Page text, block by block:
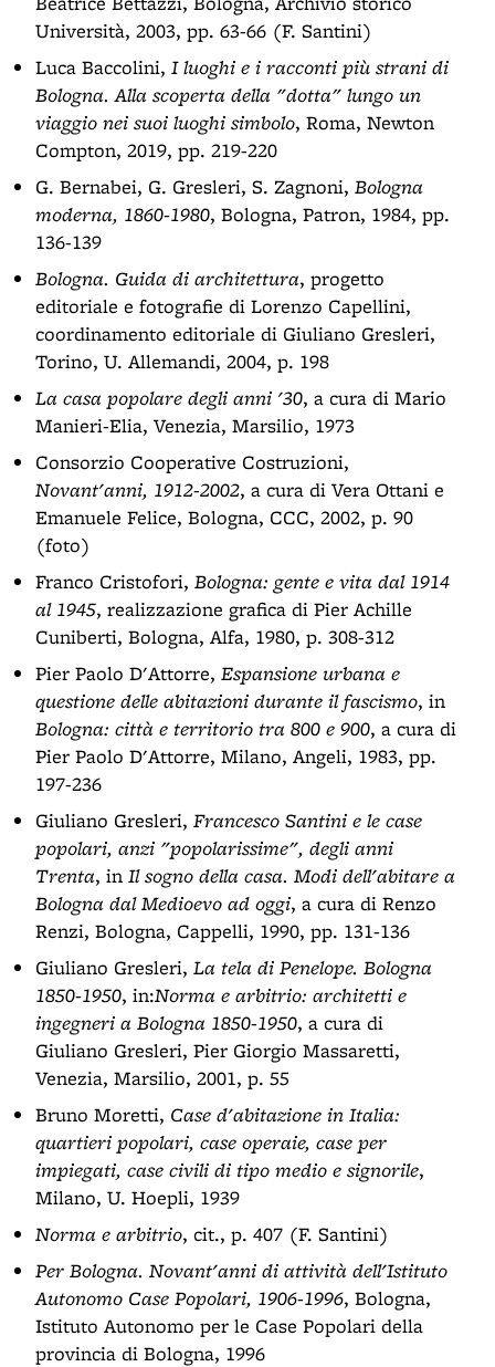
Università, 2003, pp. 63-66 (F. Santini)
Luca Baccolini, I luoghi e i racconti più strani di
Bologna. Alla scoperta della "dotta" lungo un
viaggio nei suoi luoghi simbolo, Roma, Newton
Compton, 2019, pp. 219-220
G. Bernabei, G. Gresleri, S. Zagnoni, Bologna
moderna, 1860-1980, Bologna, Patron, 1984, pp.
136-139
Bologna. Guida di architettura, progetto
editoriale e fotografie di Lorenzo Capellini,
coordinamento editoriale di Giuliano Gresleri,
Torino, U. Allemandi, 2004, p. 198
La casa popolare degli anni '30, a cura di Mario
Manieri-Elia, Venezia, Marsilio, 1973
Consorzio Cooperative Costruzioni,
Novant'anni, 1912-2002, a cura di Vera Ottani e
Emanuele Felice, Bologna, CCC, 2002, p. 90
(foto)
Franco Cristofori, Bologna: gente e vita dal 1914
al 1945, realizzazione grafica di Pier Achille
Cuniberti, Bologna, Alfa, 1980, p. 308-312
Pier Paolo D'Attorre, Espansione urbana e
questione delle abitazioni durante il fascismo, in
Bologna: città e territorio tra 800 e 900, a cura di
Pier Paolo D'Attorre, Milano, Angeli, 1983, pp.
197-236
Giuliano Gresleri, Francesco Santini e le case
popolari, anzi "popolarissime", degli anni
Trenta, in Il sogno della casa. Modi dell'abitare a
Bologna dal Medioevo ad oggi, a cura di Renzo
Renzi, Bologna, Cappelli, 1990, pp. 131-136
Giuliano Gresleri, La tela di Penelope. Bologna
1850-1950, in:Norma e arbitrio: architetti e
ingegneri a Bologna 1850-1950, a cura di
Giuliano Gresleri, Pier Giorgio Massaretti,
Venezia, Marsilio, 2001, p. 55
Bruno Moretti, Case d'abitazione in Italia:
quartieri popolari, case operaie, case per
impiegati, case civili di tipo medio e signorile,
Milano, U. Hoepli, 1939
Norma e arbitrio, cit., p. 407 (F. Santini)
Per Bologna. Novant'anni di attività dell'Istituto
Autonomo Case Popolari, 1906-1996, Bologna,
Istituto Autonomo per le Case Popolari della
provincia di Bologna, 1996